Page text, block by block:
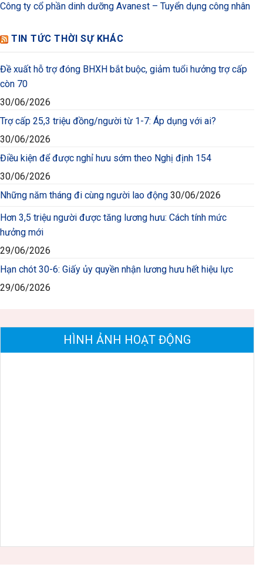
Công ty cổ phần dinh dưỡng Avanest – Tuyển dụng công nhân
TIN TỨC THỜI SỰ KHÁC
Đề xuất hỗ trợ đóng BHXH bắt buộc, giảm tuổi hưởng trợ cấp
còn 70
30/06/2026
Trợ cấp 25,3 triệu đồng/người từ 1-7: Áp dụng với ai?
30/06/2026
Điều kiện để được nghỉ hưu sớm theo Nghị định 154
30/06/2026
Những năm tháng đi cùng người lao động 30/06/2026
Hơn 3,5 triệu người được tăng lương hưu: Cách tính mức
hưởng mới
29/06/2026
Hạn chót 30-6: Giấy ủy quyền nhận lương hưu hết hiệu lực
29/06/2026
HÌNH ẢNH HOẠT ĐỘNG